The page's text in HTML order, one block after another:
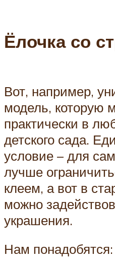
Ёлочка со
Вот, например,
модель, которую
практически в
детского сада.
условие – для
лучше
клеем, а вот в
можно
украшения.
Нам понадобятся: